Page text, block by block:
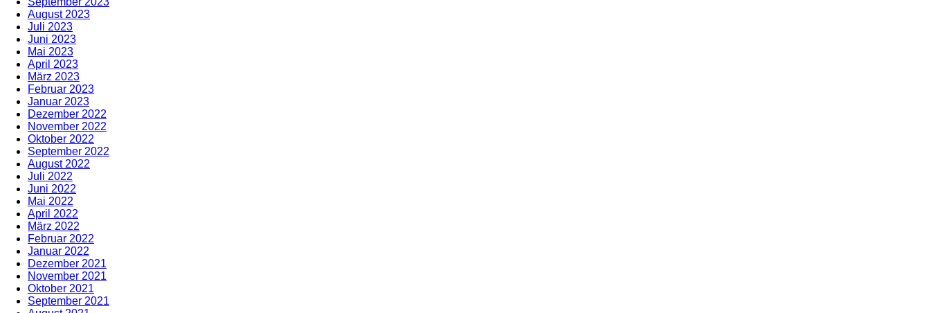
August 2023
Juli 2023
Juni 2023
Mai 2023
April 2023
März 2023
Februar 2023
Januar 2023
Dezember 2022
November 2022
Oktober 2022
September 2022
August 2022
Juli 2022
Juni 2022
Mai 2022
April 2022
März 2022
Februar 2022
Januar 2022
Dezember 2021
November 2021
Oktober 2021
September 2021